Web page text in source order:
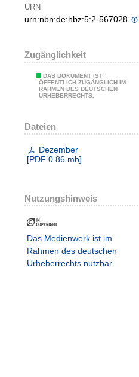
URN
urn:nbn:de:hbz:5:2-567028
Zugänglichkeit
DAS DOKUMENT IST
ÖFFENTLICH ZUGÄNGLICH IM
RAHMEN DES DEUTSCHEN
URHEBERRECHTS.
Dateien
Dezember
[PDF 0.86 mb]
Nutzungshinweis
Das Medienwerk ist im
Rahmen des deutschen
Urheberrechts nutzbar.